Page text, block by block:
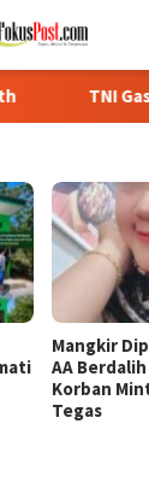
MCK,
Mangkir
AA
Korban
Tegas